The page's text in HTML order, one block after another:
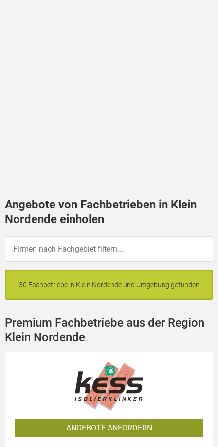
Angebote von Fachbetrieben in Klein
Nordende einholen
30 Fachbetriebe in Klein Nordende und Umgebung gefunden
Premium Fachbetriebe aus der Region
Klein Nordende
ANGEBOTE ANFORDERN